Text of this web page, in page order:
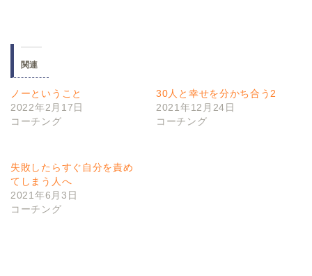
関連
ノーということ
2022年2月17日
コーチング
30人と幸せを分かち合う2
2021年12月24日
コーチング
失敗したらすぐ自分を責め
てしまう人へ
2021年6月3日
コーチング